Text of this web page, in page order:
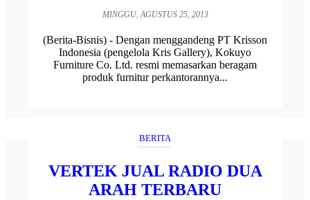
MINGGU, AGUSTUS 25, 2013
(Berita-Bisnis) - Dengan menggandeng PT Krisson
Indonesia (pengelola Kris Gallery), Kokuyo
Furniture Co. Ltd. resmi memasarkan beragam
produk furnitur perkantorannya...
BERITA
VERTEK JUAL RADIO DUA
ARAH TERBARU